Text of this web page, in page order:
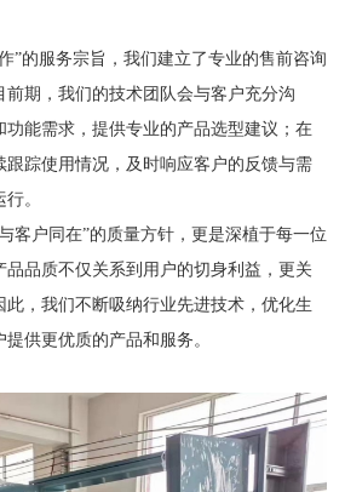
”的服务宗旨，我们建立了专业的售前咨询
期，我们的技术团队会与客户充分沟
能需求，提供专业的产品选型建议；在
跟踪使用情况，及时响应客户的反馈与需
。
客户同在”的质量方针，更是深植于每一位
品品质不仅关系到用户的切身利益，更关
此，我们不断吸纳行业先进技术，优化生
供更优质的产品和服务。